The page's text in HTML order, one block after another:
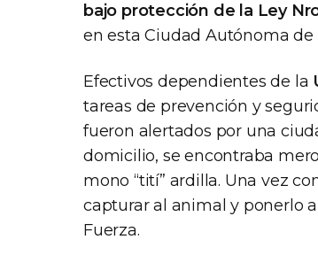
bajo protección de la Ley
en esta Ciudad Autónoma de
Efectivos dependientes de la
tareas de prevención y
fueron alertados por una
domicilio, se encontraba
mono “tití” ardilla. Una vez
capturar al animal y ponerlo
Fuerza.